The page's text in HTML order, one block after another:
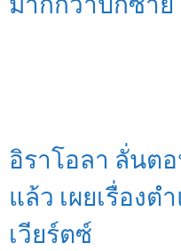
อิราโอลา ลั่นต
แล้ว เผยเรื่อง
เวียร์ตซ์